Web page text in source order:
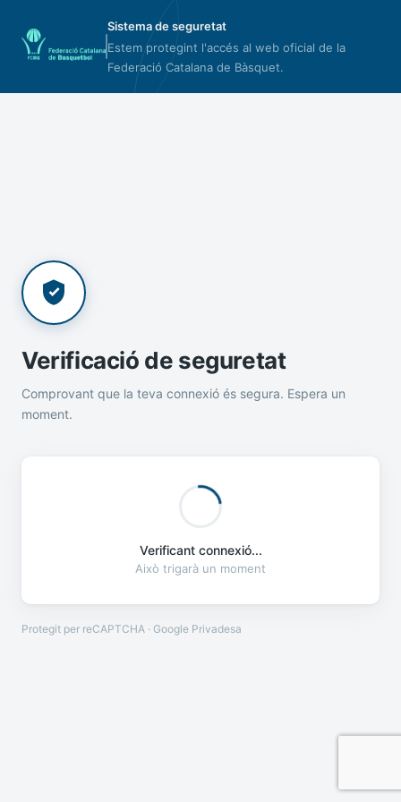
Sistema de seguretat
Estem protegint l'accés al web oficial de la
Federació Catalana de Bàsquet.
Verificació de seguretat
Comprovant que la teva connexió és segura. Espera un
moment.
Verificant connexió...
Això trigarà un moment
Protegit per reCAPTCHA · Google Privadesa